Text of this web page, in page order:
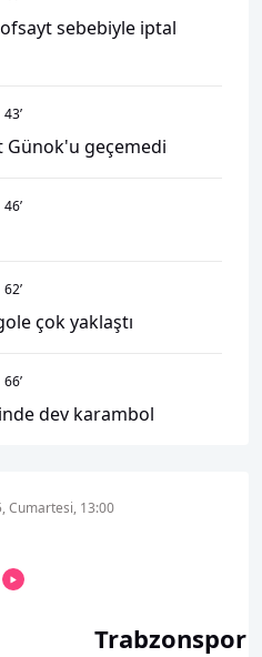
sebebiyle iptal
43’
Günok'u geçemedi
46’
62’
çok yaklaştı
66’
dev karambol
Cumartesi, 13:00
Trabzonspor